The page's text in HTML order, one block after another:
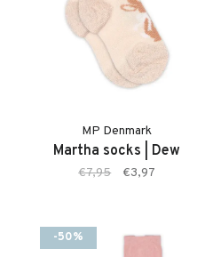
MP Denmark
Martha socks | Dew
€7,95 €3,97
-50%